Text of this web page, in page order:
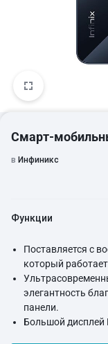
Смарт-
в Инфиникс
Функции
Поставляется с
который
элегантность
панели.
Большой дисплей